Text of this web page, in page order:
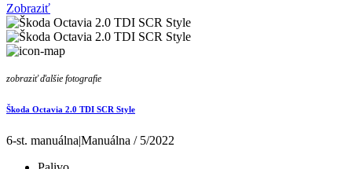
Zobraziť
zobraziť ďalšie fotografie
Škoda Octavia 2.0 TDI SCR Style
6-st. manuálna|Manuálna / 5/2022